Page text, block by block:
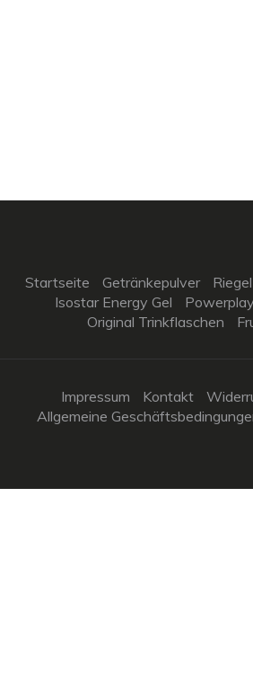
Startseite Getränkepulver Riegel
Isostar Energy Gel
Original Trinkflaschen
Impressum Kontakt
Allgemeine